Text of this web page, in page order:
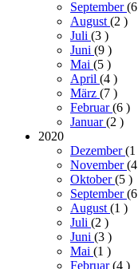
September(6
August(2 )
Juli (3 )
Juni (9 )
Mai (5 )
April (4 )
März (7 )
Februar(6 )
Januar(2 )
2020
Dezember(1
November(4
Oktober(5 )
September(6
August(1 )
Juli (2 )
Juni (3 )
Mai (1 )
Februar(4 )